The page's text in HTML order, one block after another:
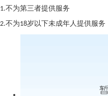
1.不为第三者提供服务
2.不为18岁以下未成年人提供服务